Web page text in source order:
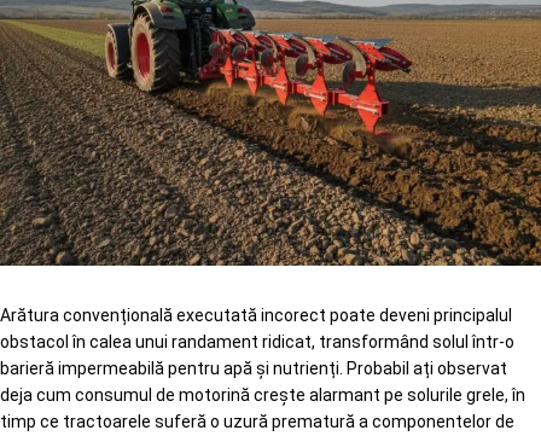
Arătura convențională executată incorect poate deveni principalul
obstacol în calea unui randament ridicat, transformând solul într-o
barieră impermeabilă pentru apă și nutrienți. Probabil ați observat
deja cum consumul de motorină crește alarmant pe solurile grele, în
timp ce tractoarele suferă o uzură prematură a componentelor de